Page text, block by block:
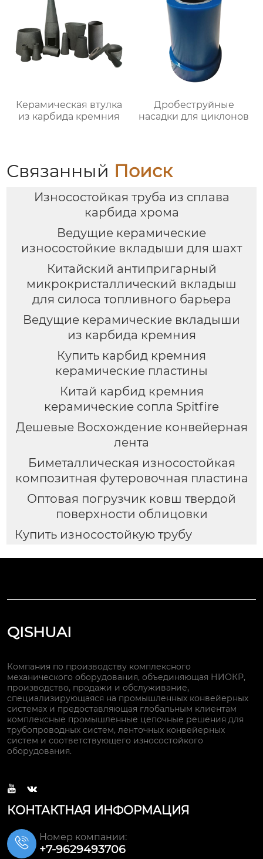
Керамическая втулка
из карбида кремния
Дробеструйные
насадки для циклонов
Связанный Поиск
Износостойкая труба из сплава
карбида хрома
Ведущие керамические
износостойкие вкладыши для шахт
Китайский антипригарный
микрокристаллический вкладыш
для силоса топливного барьера
Ведущие керамические вкладыши
из карбида кремния
Купить карбид кремния
керамические пластины
Китай карбид кремния
керамические сопла Spitfire
Дешевые Восхождение конвейерная
лента
Биметаллическая износостойкая
композитная футеровочная пластина
Оптовая погрузчик ковш твердой
поверхности облицовки
Купить износостойкую трубу
QISHUAI
Компания по производству комплексного
механического оборудования, объединяющая НИОКР,
производство, продажи и обслуживание,
специализирующаяся на промышленных конвейерных
системах и предоставляющая глобальным клиентам
комплексные промышленные цепочные решения для
трубопроводных систем, ленточных конвейерных
систем и соответствующего износостойкого
оборудования.
 
КОНТАКТНАЯ ИНФОРМАЦИЯ
 Номер компании:
+7-9629493706